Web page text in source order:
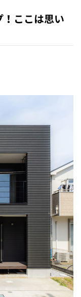
ここは思い